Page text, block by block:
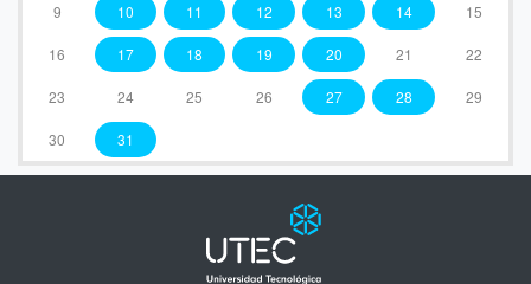
9 10 11 12 13 14 15
16 17 18 19 20 21 22
23 24 25 26 27 28 29
30 31